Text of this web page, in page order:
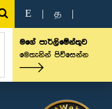
E த
මගේ පාර්ලිමේන්තුව
මෙතැනින් පිවිසෙන්න